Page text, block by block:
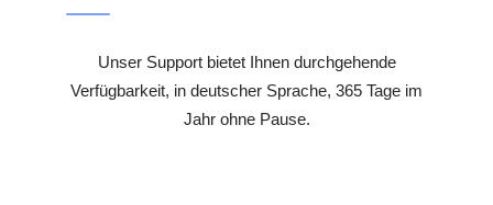
Unser Support bietet Ihnen durchgehende
Verfügbarkeit, in deutscher Sprache, 365 Tage im
Jahr ohne Pause.